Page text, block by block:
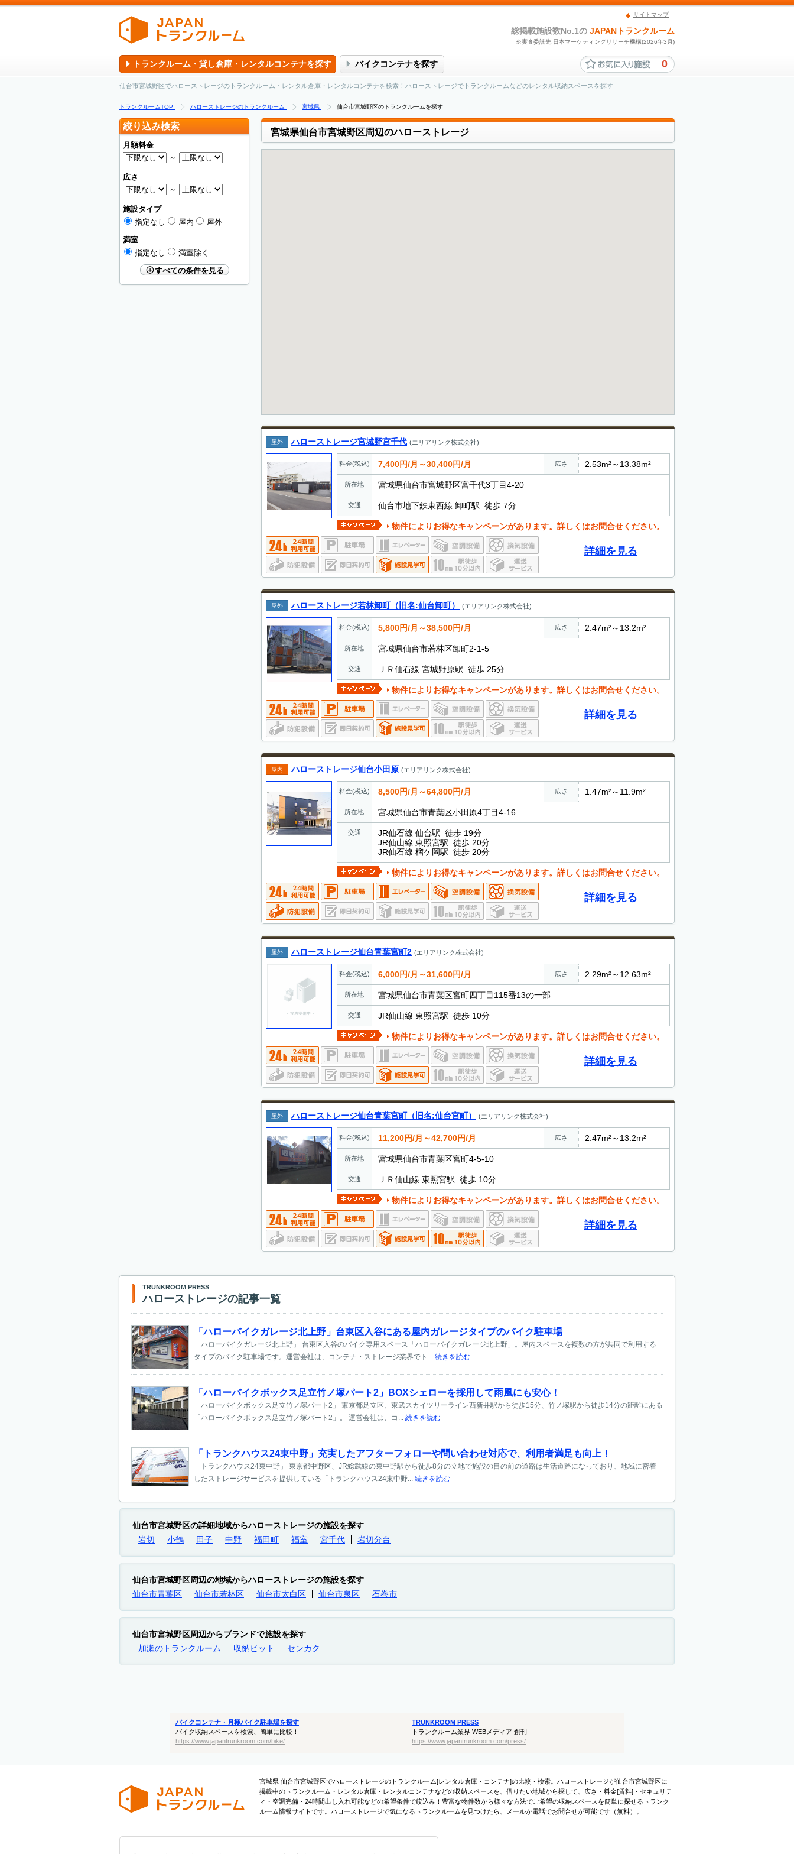
サイトマップ
総掲載施設数No.1の JAPANトランクルーム
※実査委託先:日本マーケティングリサーチ機構(2026年3月)
トランクルーム・貸し倉庫・レンタルコンテナを探す バイクコンテナを探す 0
仙台市宮城野区でハローストレージのトランクルーム・レンタル倉庫・レンタルコンテナを検索！ハローストレージでトランクルームなどのレンタル収納スペースを探す
トランクルームTOP ハローストレージのトランクルーム 宮城県 仙台市宮城野区のトランクルームを探す
宮城県仙台市宮城野区周辺のハローストレージ
屋外 ハローストレージ宮城野宮千代 (エリアリンク株式会社)
料金(税込) 7,400円/月～30,400円/月 広さ 2.53m²～13.38m²
所在地 宮城県仙台市宮城野区宮千代3丁目4-20
交通 仙台市地下鉄東西線 卸町駅 徒歩 7分
物件によりお得なキャンペーンがあります。詳しくはお問合せください。
詳細を見る
屋外 ハローストレージ若林卸町（旧名:仙台卸町） (エリアリンク株式会社)
料金(税込) 5,800円/月～38,500円/月 広さ 2.47m²～13.2m²
所在地 宮城県仙台市若林区卸町2-1-5
交通 ＪＲ仙石線 宮城野原駅 徒歩 25分
物件によりお得なキャンペーンがあります。詳しくはお問合せください。
詳細を見る
屋内 ハローストレージ仙台小田原 (エリアリンク株式会社)
料金(税込) 8,500円/月～64,800円/月 広さ 1.47m²～11.9m²
所在地 宮城県仙台市青葉区小田原4丁目4-16
交通
JR仙石線 仙台駅 徒歩 19分
JR仙山線 東照宮駅 徒歩 20分
JR仙石線 榴ケ岡駅 徒歩 20分
物件によりお得なキャンペーンがあります。詳しくはお問合せください。
詳細を見る
屋外 ハローストレージ仙台青葉宮町2 (エリアリンク株式会社)
料金(税込) 6,000円/月～31,600円/月 広さ 2.29m²～12.63m²
所在地 宮城県仙台市青葉区宮町四丁目115番13の一部
交通 JR仙山線 東照宮駅 徒歩 10分
物件によりお得なキャンペーンがあります。詳しくはお問合せください。
詳細を見る
屋外 ハローストレージ仙台青葉宮町（旧名:仙台宮町） (エリアリンク株式会社)
料金(税込) 11,200円/月～42,700円/月 広さ 2.47m²～13.2m²
所在地 宮城県仙台市青葉区宮町4-5-10
交通 ＪＲ仙山線 東照宮駅 徒歩 10分
物件によりお得なキャンペーンがあります。詳しくはお問合せください。
詳細を見る
絞り込み検索
月額料金
～
広さ
～
施設タイプ
指定なし
屋内
屋外
満室
指定なし
満室除く
すべての条件を見る
TRUNKROOM PRESS
ハローストレージの記事一覧
「ハローバイクガレージ北上野」台東区入谷にある屋内ガレージタイプのバイク駐車場
「ハローバイクガレージ北上野」 台東区入谷のバイク専用スペース「ハローバイクガレージ北上野」。屋内スペースを複数の方が共同で利用する
タイプのバイク駐車場です。運営会社は、コンテナ・ストレージ業界でト... 続きを読む
「ハローバイクボックス足立竹ノ塚パート2」BOXシェローを採用して雨風にも安心！
「ハローバイクボックス足立竹ノ塚パート2」 東京都足立区、東武スカイツリーライン西新井駅から徒歩15分、竹ノ塚駅から徒歩14分の距離にある
「ハローバイクボックス足立竹ノ塚パート2」。 運営会社は、コ... 続きを読む
「トランクハウス24東中野」充実したアフターフォローや問い合わせ対応で、利用者満足も向上！
「トランクハウス24東中野」 東京都中野区、JR総武線の東中野駅から徒歩8分の立地で施設の目の前の道路は生活道路になっており、地域に密着
したストレージサービスを提供している「トランクハウス24東中野... 続きを読む
仙台市宮城野区の詳細地域からハローストレージの施設を探す
岩切
小鶴 田子 中野 福田町 福室 宮千代 岩切分台
仙台市宮城野区周辺の地域からハローストレージの施設を探す
仙台市青葉区
仙台市若林区 仙台市太白区 仙台市泉区 石巻市
仙台市宮城野区周辺からブランドで施設を探す
加瀬のトランクルーム
収納ピット センカク
バイクコンテナ・月極バイク駐車場を探す
バイク収納スペースを検索、簡単に比較！
https://www.japantrunkroom.com/bike/
TRUNKROOM PRESS
トランクルーム業界 WEBメディア 創刊
https://www.japantrunkroom.com/press/
宮城県 仙台市宮城野区でハローストレージのトランクルーム[レンタル倉庫・コンテナ]の比較・検索。ハローストレージが仙台市宮城野区に
掲載中のトランクルーム・レンタル倉庫・レンタルコンテナなどの収納スペースを、借りたい地域から探して、広さ・料金[賃料]・セキュリテ
ィ・空調完備・24時間出し入れ可能などの希望条件で絞込み！豊富な物件数から様々な方法でご希望の収納スペースを簡単に探せるトランク
ルーム情報サイトです。ハローストレージで気になるトランクルームを見つけたら、メールか電話でお問合せが可能です（無料）。